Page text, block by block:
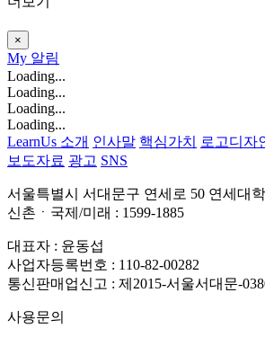
×
My 알림
Loading...
Loading...
Loading...
Loading...
LearnUs 소개 인사말 핵심가치
로고디자
보도자료 광고 SNS
서울특별시 서대문구 연세로 50 연세대
신촌ㆍ국제/미래 : 1599-1885
대표자 : 윤동섭
사업자등록번호 : 110-82-00282
통신판매업신고 : 제2015-서울서대문-
사용문의